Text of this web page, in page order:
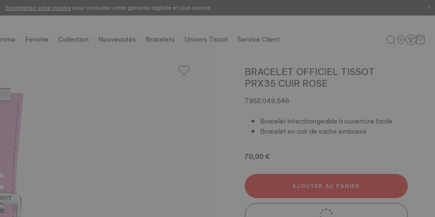
Enregistrez votre montre pour consulter votre garantie digitale et plus encore.
Femme Collection Nouveautés Bracelets Univers Tissot Service Client
BRACELET OFFICIEL TISSOT
PRX35 CUIR ROSE
T852.049.546
Bracelet interchangeable à ouverture facile
Bracelet en cuir de vache embossé
70,00 €
AJOUTER AU PANIER